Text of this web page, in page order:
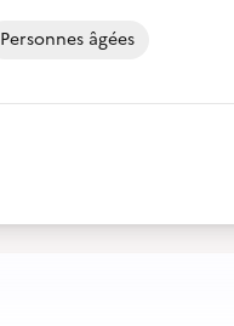
Personnes âgées